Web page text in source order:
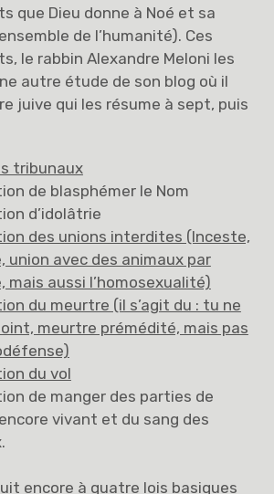
que Dieu donne à Noé et sa
de l’humanité). Ces
le rabbin Alexandre Meloni les
autre étude de son blog où il
juive qui les résume à sept, puis
tribunaux
de blasphémer le Nom
d’idolâtrie
des unions interdites (Inceste,
union avec des animaux par
mais aussi l’homosexualité)
du meurtre (il s’agit du : tu ne
meurtre prémédité, mais pas
du vol
de manger des parties de
encore vivant et du sang des
encore à quatre lois basiques